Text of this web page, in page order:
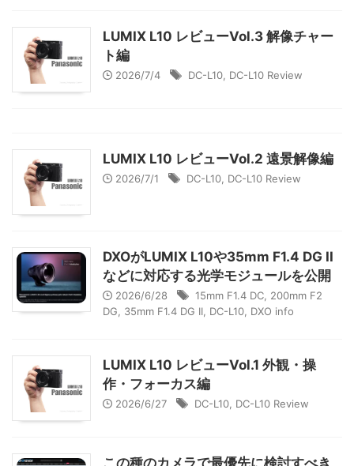
LUMIX L10 レビューVol.3 解像チャー
ト編
2026/7/4 DC-L10 DC-L10 Review
LUMIX L10 レビューVol.2 遠景解像編
2026/7/1 DC-L10 DC-L10 Review
DXOがLUMIX L10や35mm F1.4 DG II
などに対応する光学モジュールを公開
2026/6/28 15mm F1.4 DC 200mm F2
DG
35mm F1.4 DG II DC-L10 DXO info
LUMIX L10 レビューVol.1 外観・操
作・フォーカス編
2026/6/27 DC-L10 DC-L10 Review
この種のカメラで最優先に検討すべき